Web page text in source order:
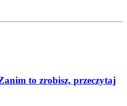
to zrobisz, przeczytaj